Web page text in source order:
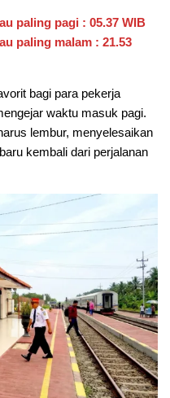
paling pagi : 05.37 WIB
paling malam : 21.53
bagi para pekerja
waktu masuk pagi.
lembur, menyelesaikan
kembali dari perjalanan